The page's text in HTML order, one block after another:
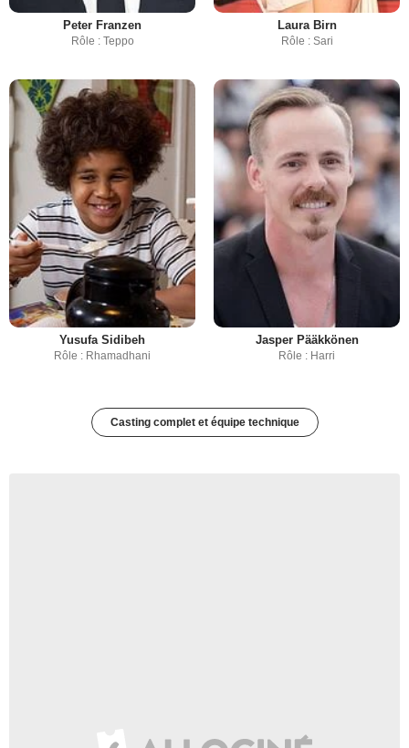
Peter Franzen
Rôle : Teppo
Laura Birn
Rôle : Sari
Yusufa Sidibeh
Rôle : Rhamadhani
Jasper Pääkkönen
Rôle : Harri
Casting complet et équipe technique